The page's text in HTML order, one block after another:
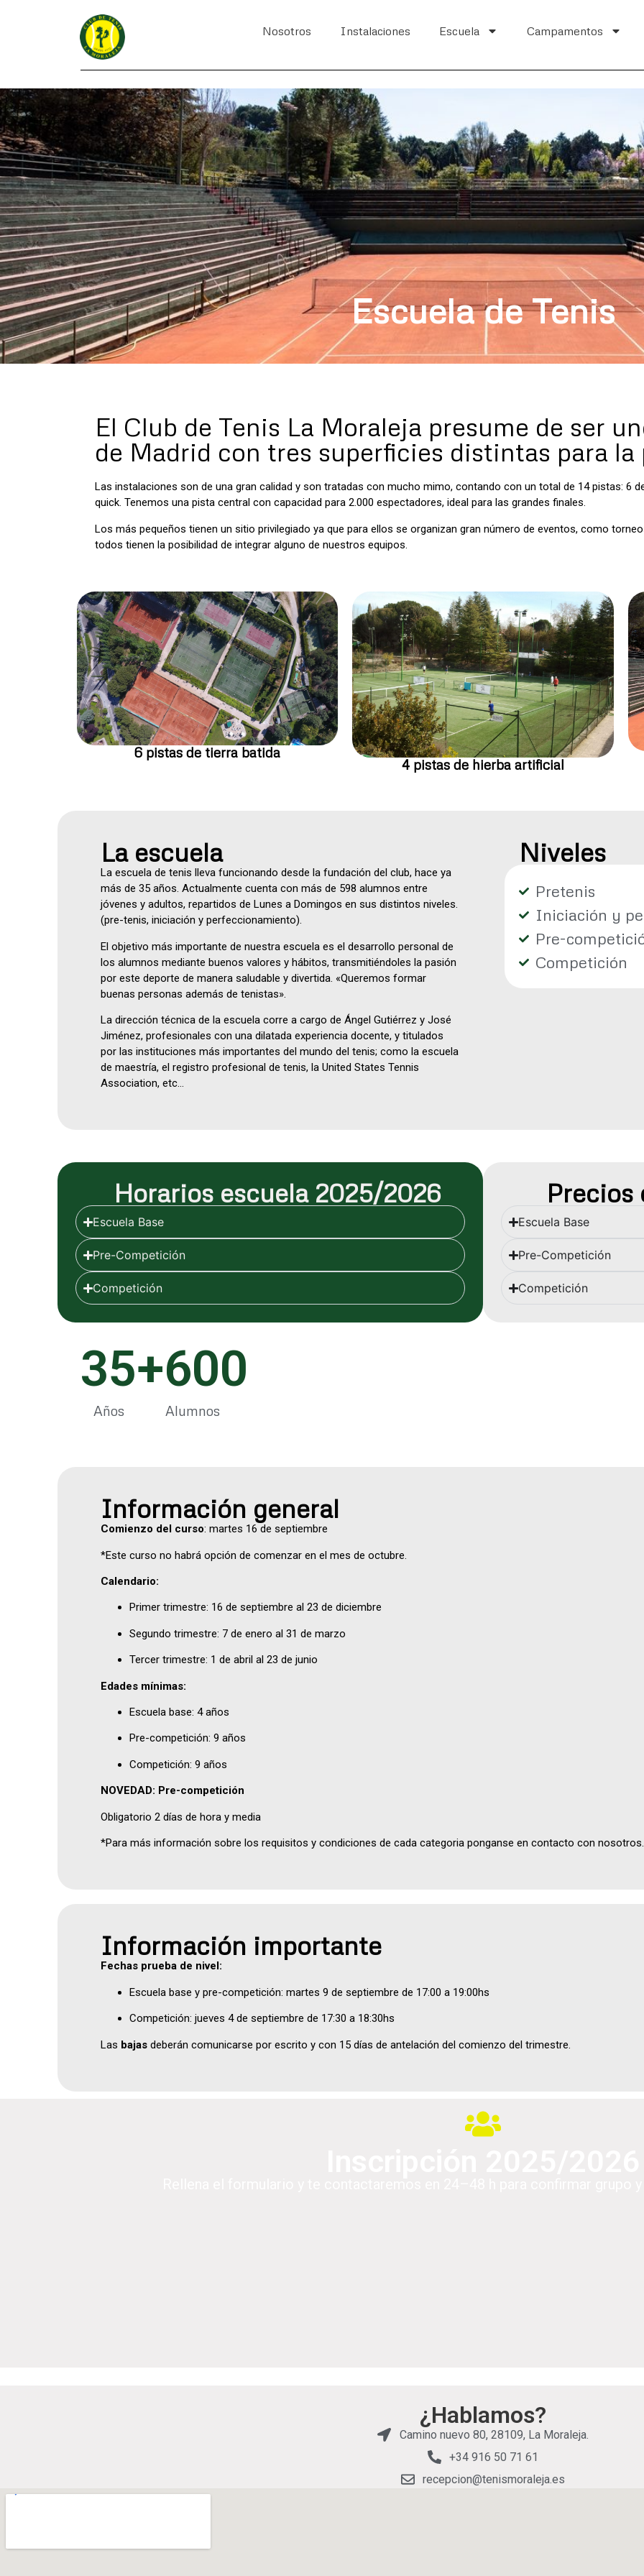
Nosotros Instalaciones Escuela Campamentos
Escuela de Tenis
El Club de Tenis La Moraleja presume de ser
de Madrid con tres superficies distintas para
Las instalaciones son de una gran calidad y son tratadas con mucho mimo, contando con un total de 14 pistas: 6
quick. Tenemos una pista central con capacidad para 2.000 espectadores, ideal para las grandes finales.
Los más pequeños tienen un sitio privilegiado ya que para ellos se organizan gran número de eventos, como
todos tienen la posibilidad de integrar alguno de nuestros equipos.
6 pistas de tierra batida
4 pistas de hierba artificial
La escuela
La escuela de tenis lleva funcionando desde la fundación del club, hace ya
más de 35 años. Actualmente cuenta con más de 598 alumnos entre
jóvenes y adultos, repartidos de Lunes a Domingos en sus distintos niveles.
(pre-tenis, iniciación y perfeccionamiento).
El objetivo más importante de nuestra escuela es el desarrollo personal de
los alumnos mediante buenos valores y hábitos, transmitiéndoles la pasión
por este deporte de manera saludable y divertida. «Queremos formar
buenas personas además de tenistas».
La dirección técnica de la escuela corre a cargo de Ángel Gutiérrez y José
Jiménez, profesionales con una dilatada experiencia docente, y titulados
por las instituciones más importantes del mundo del tenis; como la escuela
de maestría, el registro profesional de tenis, la United States Tennis
Association, etc…
Niveles
Pretenis
Iniciación y
Pre-
Competición
Horarios escuela 2025/2026
Escuela Base
Pre-Competición
Competición
Precios
Escuela Base
Pre-Competición
Competición
Años
35
Alumnos
+600
Información general
Comienzo del curso: martes 16 de septiembre
*Este curso no habrá opción de comenzar en el mes de octubre.
Calendario:
Primer trimestre: 16 de septiembre al 23 de diciembre
Segundo trimestre: 7 de enero al 31 de marzo
Tercer trimestre: 1 de abril al 23 de junio
Edades mínimas:
Escuela base: 4 años
Pre-competición: 9 años
Competición: 9 años
NOVEDAD: Pre-competición
Obligatorio 2 días de hora y media
*Para más información sobre los requisitos y condiciones de cada categoria ponganse en contacto con
Información importante
Fechas prueba de nivel:
Escuela base y pre-competición: martes 9 de septiembre de 17:00 a 19:00hs
Competición: jueves 4 de septiembre de 17:30 a 18:30hs
Las bajasdeberán comunicarse por escrito y con 15 días de antelación del comienzo del trimestre.
¿Hablamos?
Camino nuevo 80, 28109, La Moraleja.
+34 916 50 71 61
recepcion@tenismoraleja.es